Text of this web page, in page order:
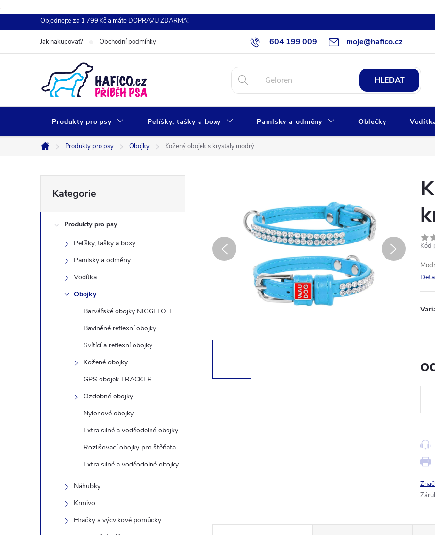
.
na
Objednejte za 1 799 Kč a máte DOPRAVU ZDARMA!
604 199 009 moje@hafico.cz
Jak nakupovat? Obchodní podmínky
HLEDAT
Produkty pro psy Pelíšky, tašky a boxy Pamlsky a odměny Oblečky
Domů
Produkty pro psy Obojky Kožený obojek s krystaly modrý
o
kategorie
Kategorie
Produkty pro psy
Pelíšky, tašky a boxy
Pamlsky a odměny
Vodítka
Obojky
Barvářské obojky NIGGELOH
Bavlněné reflexní obojky
Svítící a reflexní obojky
Kožené obojky
GPS obojek TRACKER
Ozdobné obojky
Nylonové obojky
Extra silné a voděodelné obojky
Rozlišovací obojky pro štěňata
Extra silné a voděodolné obojky
Náhubky
Krmivo
Hračky a výcvikové pomůcky
Kód